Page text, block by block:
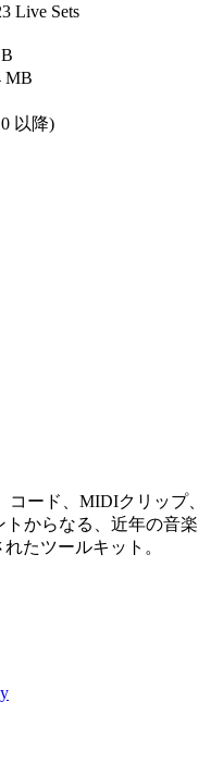
Live Sets
MB
以降)
コード、MIDIクリップ、
トからなる、近年の音楽
たツールキット。